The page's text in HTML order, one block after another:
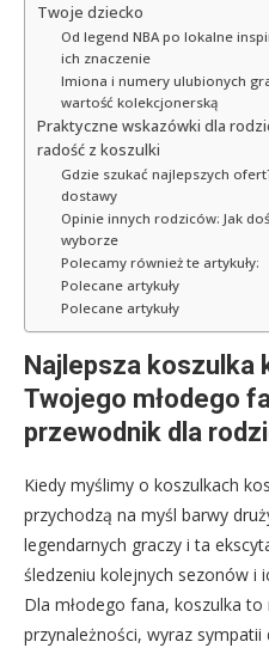
Twoje dziecko
Od legend NBA po lokalne
ich znaczenie
Imiona i numery ulubionych
wartość kolekcjonerską
Praktyczne wskazówki dla
radość z koszulki
Gdzie szukać najlepszych
dostawy
Opinie innych rodziców: Jak
wyborze
Polecamy również te artykuły:
Polecane artykuły
Polecane artykuły
Najlepsza koszulka
Twojego młodego
przewodnik dla
Kiedy myślimy o koszulkach
przychodzą na myśl barwy
legendarnych graczy i ta
śledzeniu kolejnych sezonów i
Dla młodego fana, koszulka
przynależności, wyraz